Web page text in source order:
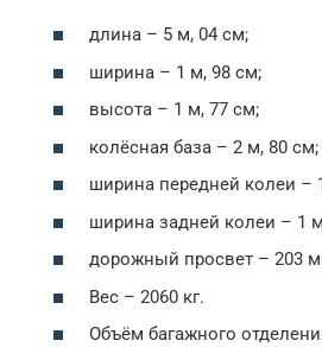
длина – 5 м, 04 см;
ширина – 1 м, 98 см;
высота – 1 м, 77 см;
колёсная база – 2 м, 80 см;
ширина передней колеи –
ширина задней колеи – 1
дорожный просвет – 203
Вес – 2060 кг.
Объём багажного